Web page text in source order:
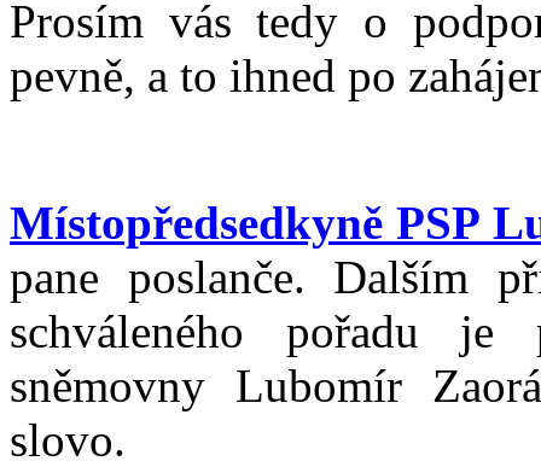
Prosím vás tedy o
pevně, a to ihned po
Místopředsedkyně PSP
pane poslanče. Dalším
schváleného pořadu je
sněmovny Lubomír
slovo.